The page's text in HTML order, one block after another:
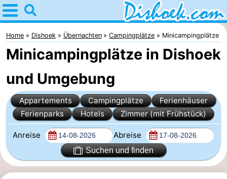
Home
Dishoek
Tipps
Für
kindern
Übernachten
Appartements
-
Duinhof
-
Home Dishoek Übernachten Campingplätze Minicampingplätze
Minicampingplätze in Dishoek
und Umgebung
Appartements Campingplätze
Ferienhäuser
Ferienparks
Hotels Zimmer (mit Frühstück)
Anreise Abreise
Suchen und finden